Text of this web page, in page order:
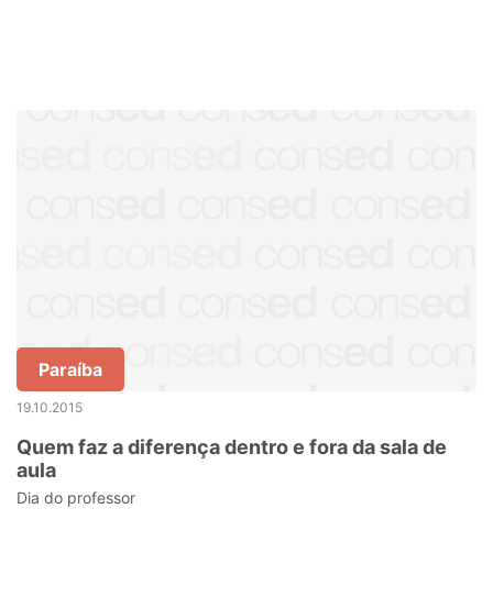
Paraíba
19.10.2015
Quem faz a diferença dentro e fora da sala de
aula
Dia do professor